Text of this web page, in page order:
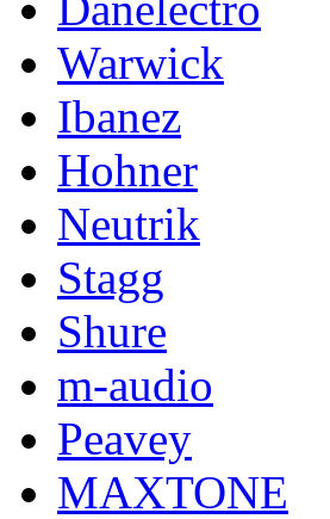
Warwick
Ibanez
Hohner
Neutrik
Stagg
Shure
m-audio
Peavey
MAXTONE